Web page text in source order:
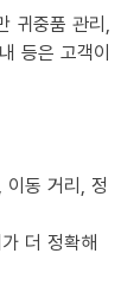
귀중품 관리,
등은 고객이
동 거리, 정
더 정확해